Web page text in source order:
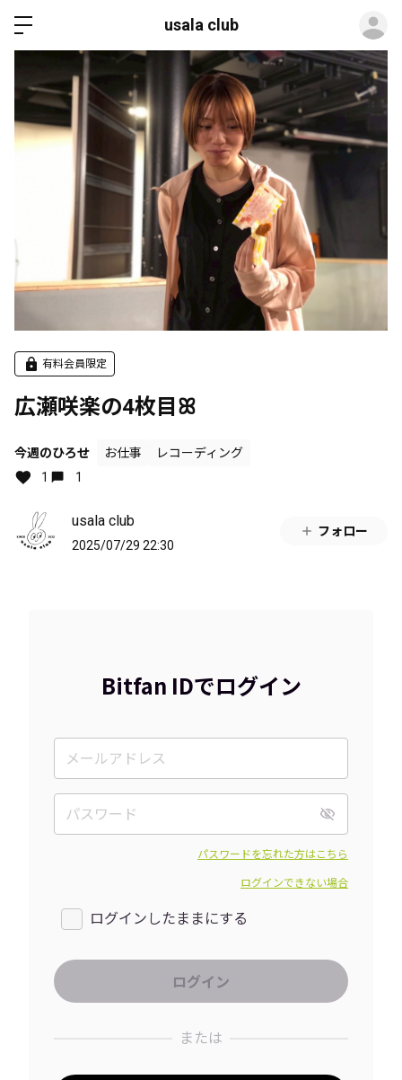
usala club
有料会員限定
広瀬咲楽の4枚目ꕤ
今週のひろせ お仕事
レコーディング
1
1
usala club
2025/07/29 22:30
フォロー
Bitfan IDでログイン
パスワードを忘れた方はこちら
ログインできない場合
ログインしたままにする
または